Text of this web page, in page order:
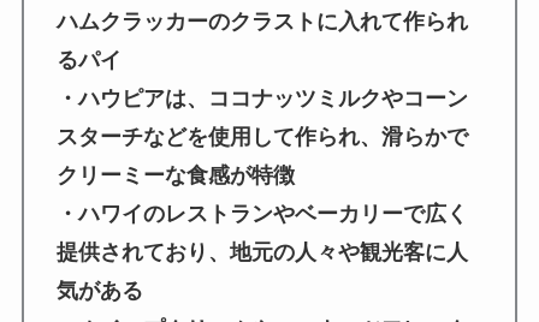
ハムクラッカーのクラストに入れて作られ
るパイ
・ハウピアは、ココナッツミルクやコーン
スターチなどを使用して作られ、滑らかで
クリーミーな食感が特徴
・ハワイのレストランやベーカリーで広く
提供されており、地元の人々や観光客に人
気がある